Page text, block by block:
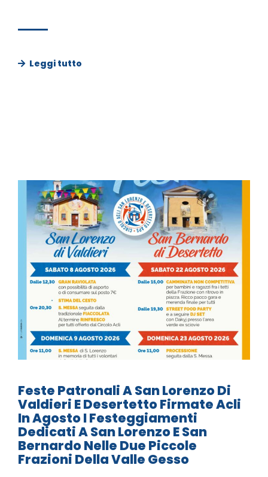
Leggi tutto
Feste Patronali A San Lorenzo Di
Valdieri E Desertetto Firmate Acli
In Agosto I Festeggiamenti
Dedicati A San Lorenzo E San
Bernardo Nelle Due Piccole
Frazioni Della Valle Gesso